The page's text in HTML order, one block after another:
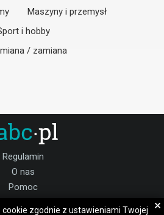
Maszyny i przemysł
i hobby
/ zamiana
Regulamin
O nas
Pomoc
zgodnie z ustawieniami Twojej ×